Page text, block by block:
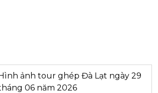
ảnh tour ghép Đà Lạt ngày 29
06 năm 2026